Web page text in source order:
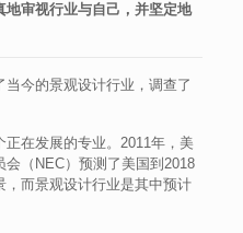
审视行业与自己，并坚定地
今的景观设计行业，调查了
在发展的专业。2011年，美
（NEC）预测了美国到2018
而景观设计行业是其中预计